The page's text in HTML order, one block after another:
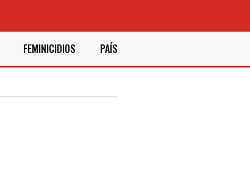
FEMINICIDIOS PAÍS